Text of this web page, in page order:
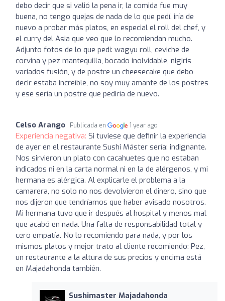
debo decir que si valió la pena ir, la comida fue muy
buena, no tengo quejas de nada de lo que pedí. iría de
nuevo a probar más platos, en especial el roll del chef, y
el curry del Asia que veo que lo recomiendan mucho.
Adjunto fotos de lo que pedí: wagyu roll, ceviche de
corvina y pez mantequilla, bocado inolvidable, nigiris
variados fusión, y de postre un cheesecake que debo
decir estaba increíble, no soy muy amante de los postres
y ese sería un postre que pediría de nuevo.
Celso Arango Publicada en 1 year ago
Experiencia negativa: Si tuviese que definir la experiencia
de ayer en el restaurante Sushi Máster sería: indignante.
Nos sirvieron un plato con cacahuetes que no estaban
indicados ni en la carta normal ni en la de alérgenos, y mi
hermana es alérgica. Al explicarle el problema a la
camarera, no solo no nos devolvieron el dinero, sino que
nos dijeron que tendríamos que haber avisado nosotros.
Mi hermana tuvo que ir después al hospital y menos mal
que acabó en nada. Una falta de responsabilidad total y
cero empatía. No lo recomiendo para nada, y por los
mismos platos y mejor trato al cliente recomiendo: Pez,
un restaurante a la altura de sus precios y encima está
en Majadahonda también.
Sushimaster Majadahonda